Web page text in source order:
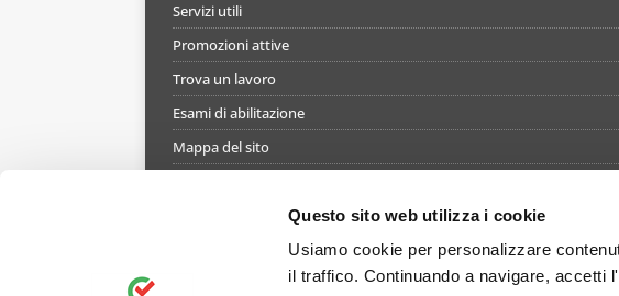
Questo sito web utilizza i cookie
Usiamo cookie per personalizzare
il traffico. Continuando a navigare, accetti
Servizi utili
Promozioni attive
Trova un lavoro
Esami di abilitazione
Mappa del sito
Termini e condizioni di utilizzo del simulatore
Informativa privacy